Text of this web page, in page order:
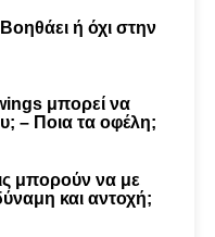
ή όχι στην
μπορεί να
– Ποια τα οφέλη;
μπορούν να με
και αντοχή;